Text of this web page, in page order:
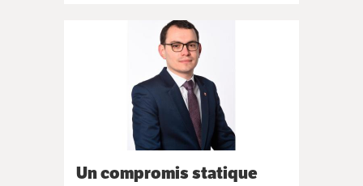
Un compromis statique